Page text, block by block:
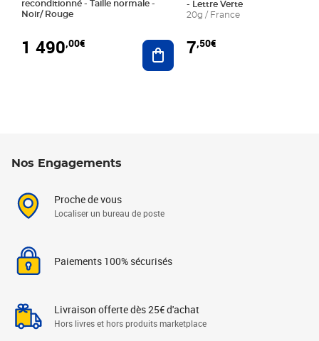
reconditionné - Taille normale -
Noir/ Rouge
1 490,00€ Ajouter au panier
- Lettre Verte
20g / France
7,50€
Nos Engagements
Proche de vous
Localiser un bureau de poste
Paiements 100% sécurisés
Livraison offerte dès 25€ d'achat
Hors livres et hors produits marketplace